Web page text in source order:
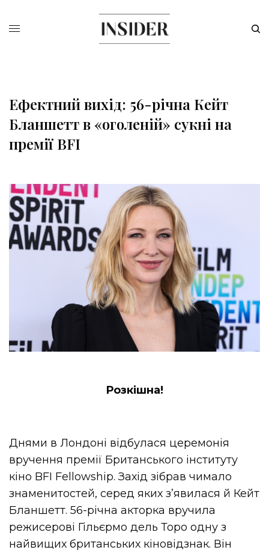
Ефектний вихід: 56-річна Кейт
Бланшетт в «оголеній» сукні на
премії BFI
Розкішна!
Днями в Лондоні відбулася церемонія
вручення премії Британського інституту
кіно BFI Fellowship. Захід зібрав чимало
знаменитостей, серед яких з’явилася й Кейт
Бланшетт. 56-річна акторка вручила
режисерові Гільєрмо дель Торо одну з
найвищих британських кіновідзнак. Він